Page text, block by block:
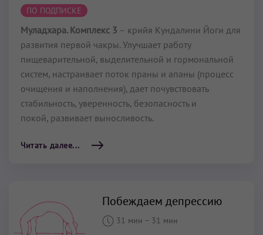
ПО ПОДПИСКЕ
Муладхара. Комплекс 3 – крийя Кундалини Йоги для
развития первой чакры. Улучшает работу
пищеварительной, выделительной и гормональной
систем, настраивает поток праны и апаны (процесс
очищения и наполнения), дает почувствовать
стабильность, уверенность, безопасность и
покой, развивает выносливость.
Читать далее...
Побеждаем депрессию
31 мин – 31 мин